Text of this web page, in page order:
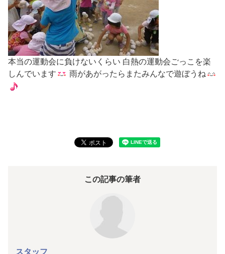
本当の運動会に負けないくらい 白熱の運動会ごっこを楽
しんでいます
雨があがったらまたみんなで遊ぼうね
この記事の筆者
スタッフ